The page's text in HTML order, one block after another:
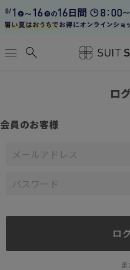
menu search
ロ
会員のお客様